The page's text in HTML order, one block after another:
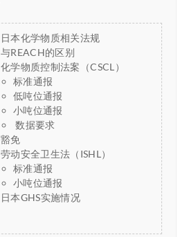
日本化学物质相关法规
与REACH的区别
化学物质控制法案（CSCL）
标准通报
低吨位通报
小吨位通报
数据要求
豁免
劳动安全卫生法（ISHL）
标准通报
小吨位通报
日本GHS实施情况